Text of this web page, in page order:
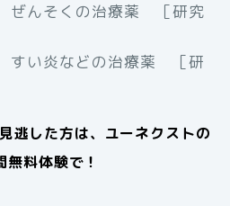
そくの治療薬 ［研究
などの治療薬 ［研
逃した方は、ユーネクストの
無料体験で！